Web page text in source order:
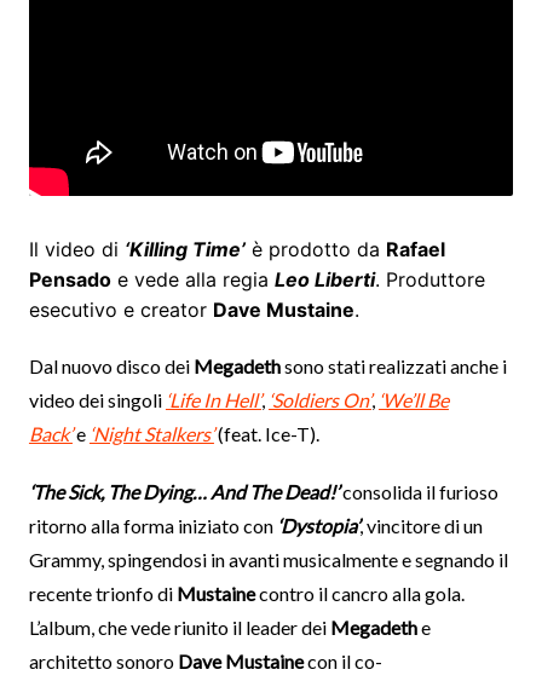
Il video di ‘Killing Time’ è prodotto da Rafael
Pensadoe vede alla regia Leo Liberti. Produttore
esecutivo e creator Dave Mustaine.
Dal nuovo disco dei Megadethsono stati realizzati anche i
video dei singoli ‘Life In Hell’, ‘Soldiers On’, ‘We’ll Be
Back’e ‘Night Stalkers’(feat. Ice-T).
‘The Sick, The Dying… And The Dead!’consolida il furioso
ritorno alla forma iniziato con ‘Dystopia’, vincitore di un
Grammy, spingendosi in avanti musicalmente e segnando il
recente trionfo di Mustainecontro il cancro alla gola.
L’album, che vede riunito il leader dei Megadethe
architetto sonoro Dave Mustainecon il co-